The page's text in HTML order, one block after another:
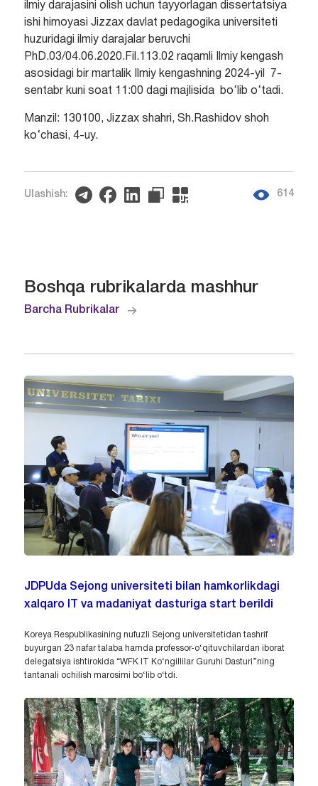
ilmiy darajasini olish uchun tayyorlagan dissertatsiya
ishi himoyasi Jizzax davlat pedagogika universiteti
huzuridagi ilmiy darajalar beruvchi
PhD.03/04.06.2020.Fil.113.02 raqamli Ilmiy kengash
asosidagi bir martalik Ilmiy kengashning 2024-yil 7-
sentabr kuni soat 11:00 dagi majlisida bo‘lib o‘tadi.
Manzil: 130100, Jizzax shahri, Sh.Rashidov shoh
ko‘chasi, 4-uy.
Ulashish: 614
Boshqa rubrikalarda mashhur
Barcha Rubrikalar
JDPUda Sejong universiteti bilan hamkorlikdagi
xalqaro IT va madaniyat dasturiga start berildi
Koreya Respublikasining nufuzli Sejong universitetidan tashrif
buyurgan 23 nafar talaba hamda professor-o‘qituvchilardan iborat
delegatsiya ishtirokida “WFK IT Ko‘ngillilar Guruhi Dasturi”ning
tantanali ochilish marosimi bo‘lib o‘tdi.